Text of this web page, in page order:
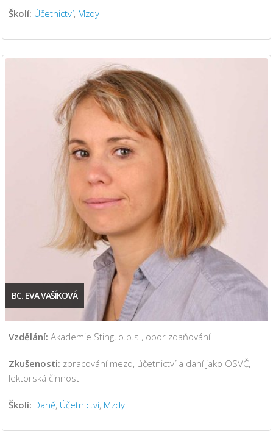
Školí: Účetnictví, Mzdy
BC. EVA VAŠÍKOVÁ
Vzdělání: Akademie Sting, o.p.s., obor zdaňování
Zkušenosti: zpracování mezd, účetnictví a daní jako OSVČ,
lektorská činnost
Školí: Daně, Účetnictví, Mzdy